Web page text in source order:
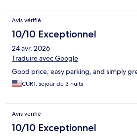
Avis vérifié
10/10 Exceptionnel
24 avr. 2026
Traduire avec Google
Good price, easy parking, and simply
CURT, séjour de 3 nuits
Avis vérifié
10/10 Exceptionnel